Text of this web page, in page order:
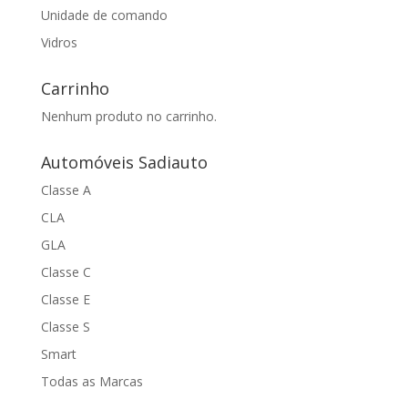
Unidade de comando
Vidros
Carrinho
Nenhum produto no carrinho.
Automóveis Sadiauto
Classe A
CLA
GLA
Classe C
Classe E
Classe S
Smart
Todas as Marcas